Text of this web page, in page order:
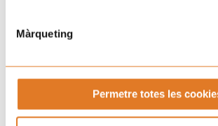
Màrqueting
Permetre totes les